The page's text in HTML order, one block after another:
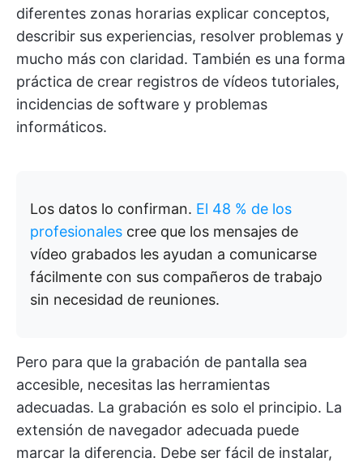
diferentes zonas horarias explicar conceptos,
describir sus experiencias, resolver problemas y
mucho más con claridad. También es una forma
práctica de crear registros de vídeos tutoriales,
incidencias de software y problemas
informáticos.
Los datos lo confirman. El 48 % de los
profesionales cree que los mensajes de
vídeo grabados les ayudan a comunicarse
fácilmente con sus compañeros de trabajo
sin necesidad de reuniones.
Pero para que la grabación de pantalla sea
accesible, necesitas las herramientas
adecuadas. La grabación es solo el principio. La
extensión de navegador adecuada puede
marcar la diferencia. Debe ser fácil de instalar,